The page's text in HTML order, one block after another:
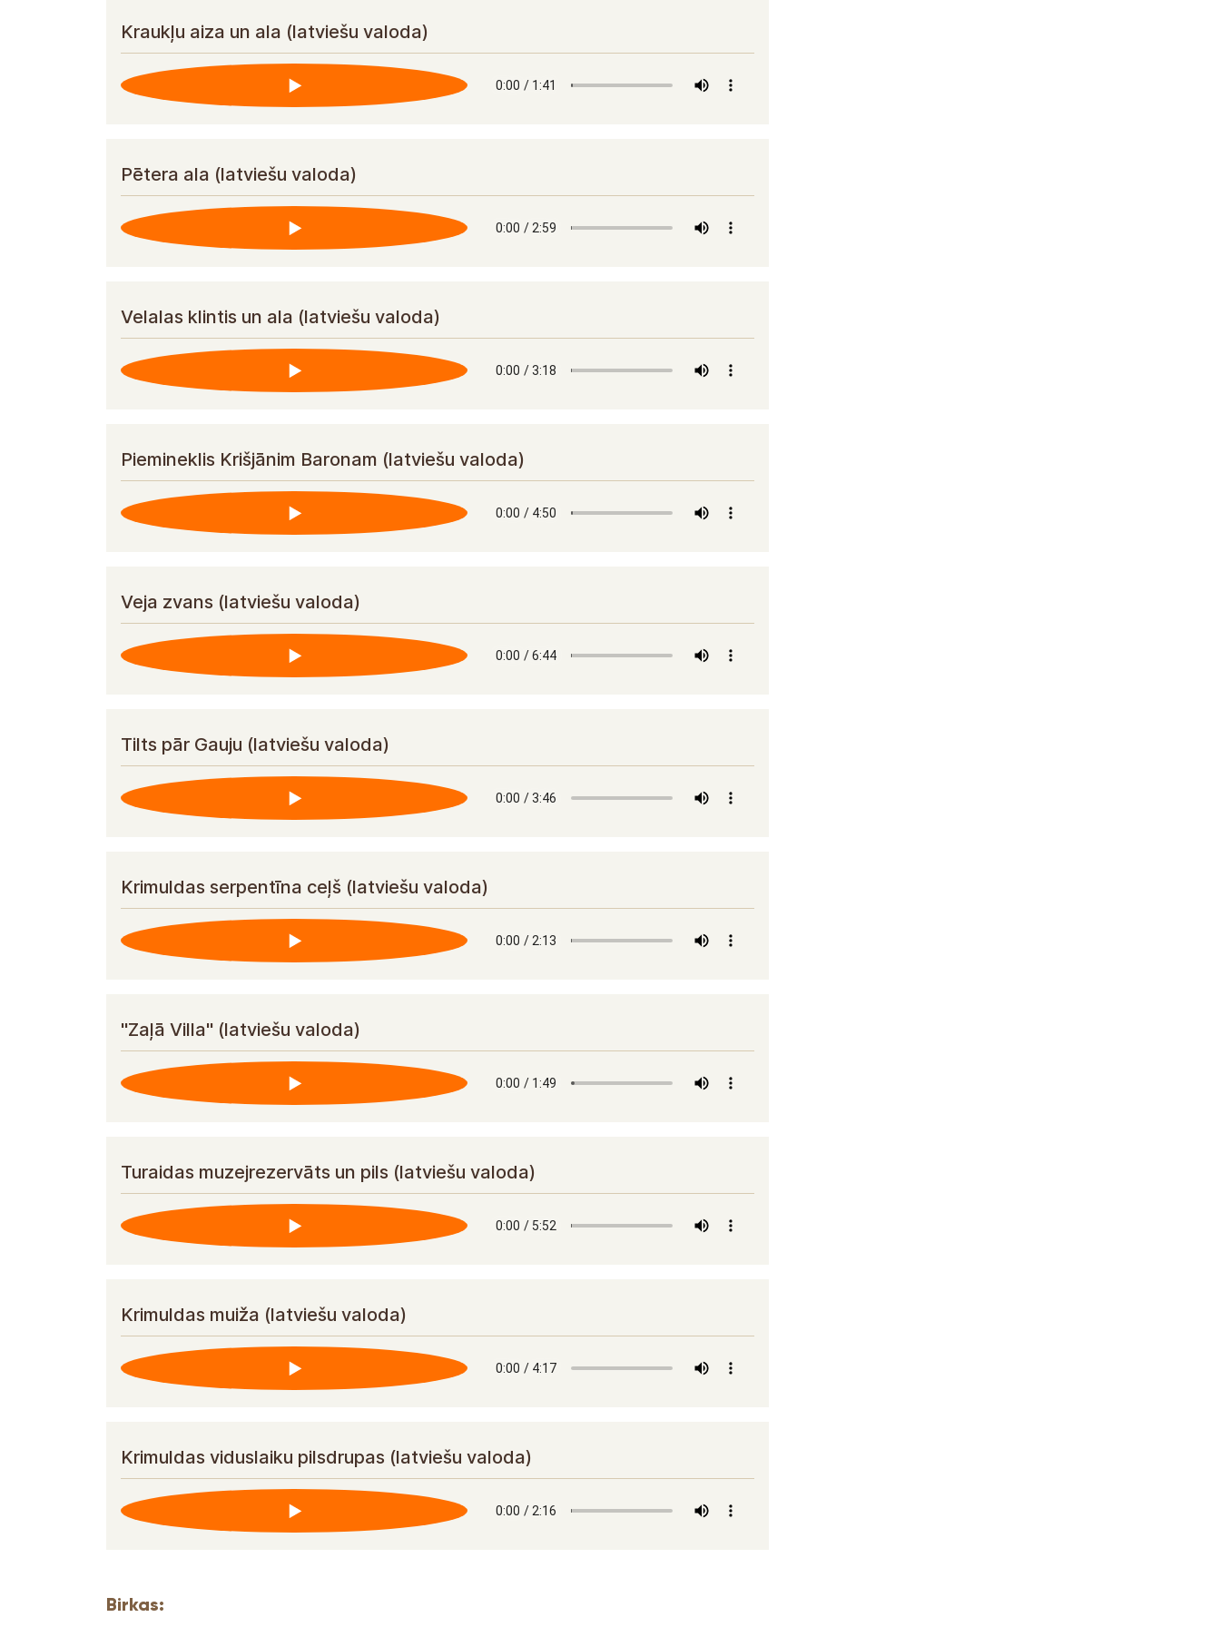
Kraukļu aiza un ala (latviešu valoda)
Pētera ala (latviešu valoda)
Velalas klintis un ala (latviešu valoda)
Piemineklis Krišjānim Baronam (latviešu valoda)
Veja zvans (latviešu valoda)
Tilts pār Gauju (latviešu valoda)
Krimuldas serpentīna ceļš (latviešu valoda)
"Zaļā Villa" (latviešu valoda)
Turaidas muzejrezervāts un pils (latviešu valoda)
Krimuldas muiža (latviešu valoda)
Krimuldas viduslaiku pilsdrupas (latviešu valoda)
Birkas: